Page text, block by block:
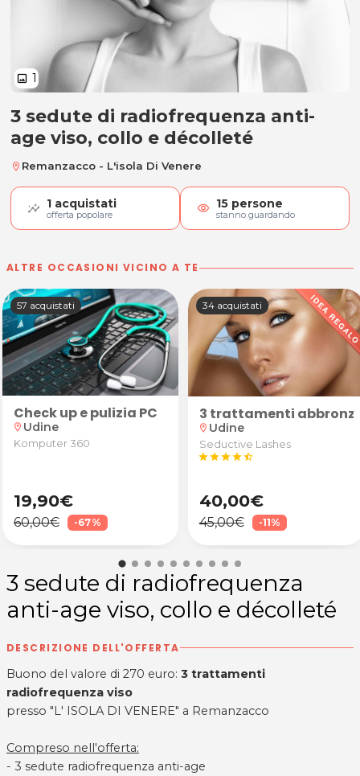
image 1
3 sedute di radiofrequenza anti-
3 sedute di radiofrequenza anti-
age viso, collo e décolleté
location_on Remanzacco - L'isola Di Venere
1 acquistati
offerta popolare visibility 15 persone
stanno guardando
ALTRE OCCASIONI VICINO A TE
Laminazione ciglia e/o sopracciglia da Deep
57 acquistati
Check up e pulizia PC
location_on Udine
Komputer 360
19,90€
60,00€ -67%
34 acquistati
3 trattamenti
location_on Udine
Seductive Lashes
starstarstarstarstar_half
40,00€
45,00€ -11%
3 sedute di radiofrequenza
anti-age viso, collo e décolleté
DESCRIZIONE DELL'OFFERTA
Buono del valore di 270 euro: 3 trattamenti
radiofrequenza viso
presso "L' ISOLA DI VENERE" a Remanzacco
Compreso nell'offerta:
- 3 sedute radiofrequenza anti-age